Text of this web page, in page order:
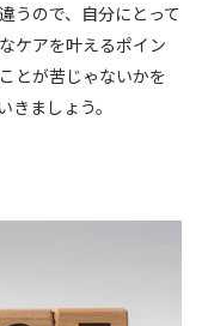
うので、自分にとって
ケアを叶えるポイン
とが苦じゃないかを
ましょう。